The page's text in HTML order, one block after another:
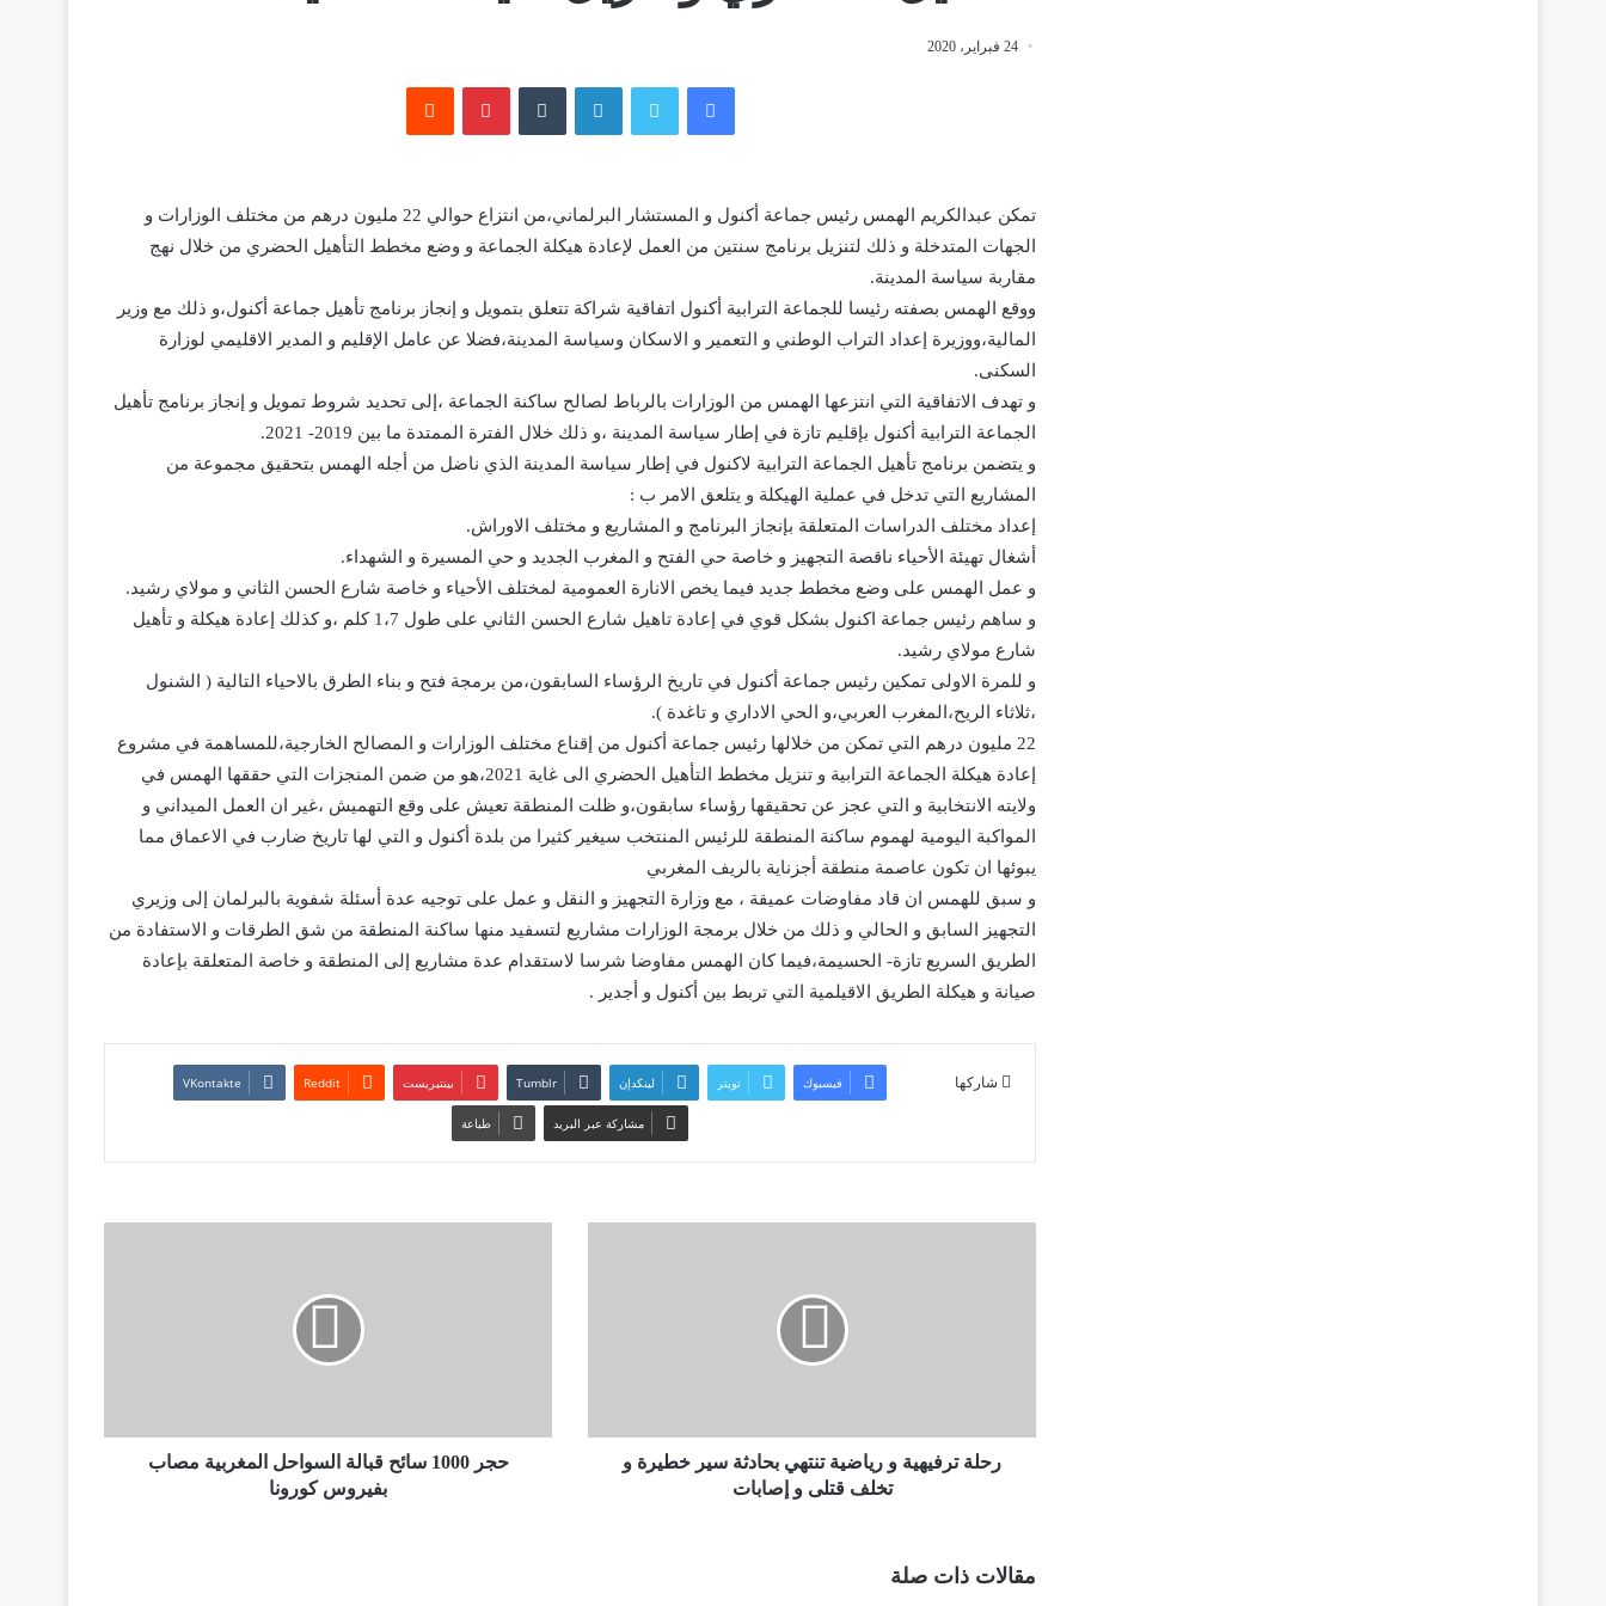
24 فبراير، 2020
فيسبوك تويتر لينكدإن بينتيريست
تمكن عبدالكريم الهمس رئيس جماعة أكنول و المستشار البرلماني،من انتزاع حوالي 22 مليون درهم من مختلف الوزارات و
الجهات المتدخلة و ذلك لتنزيل برنامج سنتين من العمل لإعادة هيكلة الجماعة و وضع مخطط التأهيل الحضري من خلال نهج
مقاربة سياسة المدينة.
ووقع الهمس بصفته رئيسا للجماعة الترابية أكنول اتفاقية شراكة تتعلق بتمويل و إنجاز برنامج تأهيل جماعة أكنول،و ذلك مع وزير
المالية،ووزيرة إعداد التراب الوطني و التعمير و الاسكان وسياسة المدينة،فضلا عن عامل الإقليم و المدير الاقليمي لوزارة
السكنى.
و تهدف الاتفاقية التي انتزعها الهمس من الوزارات بالرباط لصالح ساكنة الجماعة ،إلى تحديد شروط تمويل و إنجاز برنامج تأهيل
الجماعة الترابية أكنول بإقليم تازة في إطار سياسة المدينة ،و ذلك خلال الفترة الممتدة ما بين 2019- 2021.
و يتضمن برنامج تأهيل الجماعة الترابية لاكنول في إطار سياسة المدينة الذي ناضل من أجله الهمس بتحقيق مجموعة من
المشاريع التي تدخل في عملية الهيكلة و يتلعق الامر ب :
إعداد مختلف الدراسات المتعلقة بإنجاز البرنامج و المشاريع و مختلف الاوراش.
أشغال تهيئة الأحياء ناقصة التجهيز و خاصة حي الفتح و المغرب الجديد و حي المسيرة و الشهداء.
و عمل الهمس على وضع مخطط جديد فيما يخص الانارة العمومية لمختلف الأحياء و خاصة شارع الحسن الثاني و مولاي رشيد.
و ساهم رئيس جماعة اكنول بشكل قوي في إعادة تاهيل شارع الحسن الثاني على طول 1،7 كلم ،و كذلك إعادة هيكلة و تأهيل
شارع مولاي رشيد.
و للمرة الاولى تمكين رئيس جماعة أكنول في تاريخ الرؤساء السابقون،من برمجة فتح و بناء الطرق بالاحياء التالية ( الشنول
،ثلاثاء الريح،المغرب العربي،و الحي الاداري و تاغدة ).
22 مليون درهم التي تمكن من خلالها رئيس جماعة أكنول من إقناع مختلف الوزارات و المصالح الخارجية،للمساهمة في مشروع
إعادة هيكلة الجماعة الترابية و تنزيل مخطط التأهيل الحضري الى غاية 2021،هو من ضمن المنجزات التي حققها الهمس في
ولايته الانتخابية و التي عجز عن تحقيقها رؤساء سابقون،و ظلت المنطقة تعيش على وقع التهميش ،غير ان العمل الميداني و
المواكبة اليومية لهموم ساكنة المنطقة للرئيس المنتخب سيغير كثيرا من بلدة أكنول و التي لها تاريخ ضارب في الاعماق مما
يبوئها ان تكون عاصمة منطقة أجزناية بالريف المغربي
و سبق للهمس ان قاد مفاوضات عميقة ، مع وزارة التجهيز و النقل و عمل على توجيه عدة أسئلة شفوية بالبرلمان إلى وزيري
التجهيز السابق و الحالي و ذلك من خلال برمجة الوزارات مشاريع لتسفيد منها ساكنة المنطقة من شق الطرقات و الاستفادة من
الطريق السريع تازة- الحسيمة،فيما كان الهمس مفاوضا شرسا لاستقدام عدة مشاريع إلى المنطقة و خاصة المتعلقة بإعادة
صيانة و هيكلة الطريق الاقيلمية التي تربط بين أكنول و أجدير .
شاركها فيسبوك تويتر لينكدإن بينتيريست
مشاركة عبر البريد طباعة
رحلة ترفيهية و رياضية تنتهي بحادثة سير خطيرة و
تخلف قتلى و إصابات
حجر 1000 سائح قبالة السواحل المغربية مصاب
بفيروس كورونا
مقالات ذات صلة